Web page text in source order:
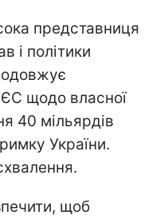
представниця
і політики
щодо власної
40 мільярдів
України.
щоб